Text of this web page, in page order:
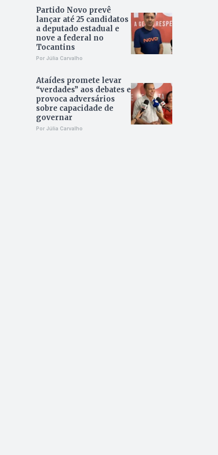
Partido Novo prevê
lançar até 25 candidatos
a deputado estadual e
nove a federal no
Tocantins
Por Júlia Carvalho
Ataídes promete levar
“verdades” aos debates e
provoca adversários
sobre capacidade de
governar
Por Júlia Carvalho